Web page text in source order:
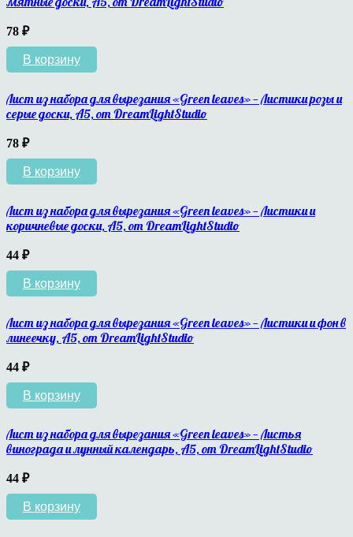
78 ₽
В корзину
Лист из набора для вырезания «Green leaves» — Листики розы и
серые доски, A5, от DreamLightStudio
78 ₽
В корзину
Лист из набора для вырезания «Green leaves» — Листики и
коричневые доски, A5, от DreamLightStudio
44 ₽
В корзину
Лист из набора для вырезания «Green leaves» — Листики и фон в
линеечку, A5, от DreamLightStudio
44 ₽
В корзину
Лист из набора для вырезания «Green leaves» — Листья
винограда и лунный календарь, A5, от DreamLightStudio
44 ₽
В корзину